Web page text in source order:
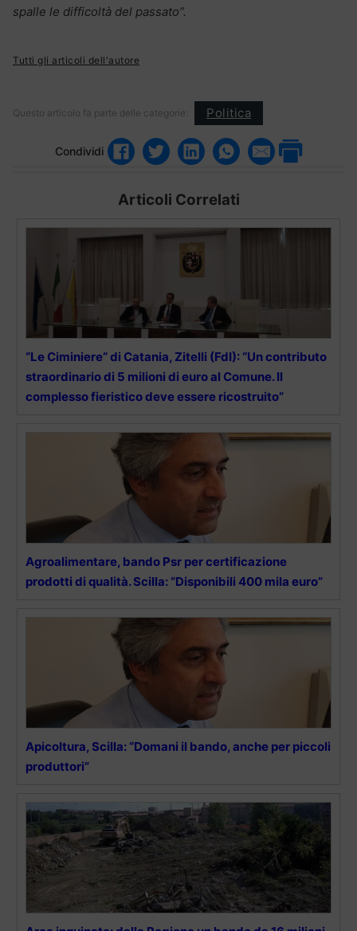
spalle le difficoltà del passato”.
Tutti gli articoli dell'autore
Questo articolo fa parte delle categorie: Politica
Condividi
Articoli Correlati
“Le Ciminiere” di Catania, Zitelli (FdI): “Un contributo
straordinario di 5 milioni di euro al Comune. Il
complesso fieristico deve essere ricostruito”
Agroalimentare, bando Psr per certificazione
prodotti di qualità. Scilla: “Disponibili 400 mila euro”
Apicoltura, Scilla: “Domani il bando, anche per piccoli
produttori”